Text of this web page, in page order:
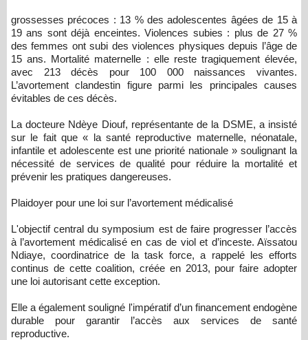
grossesses précoces : 13 % des adolescentes âgées de 15 à
19 ans sont déjà enceintes. Violences subies : plus de 27 %
des femmes ont subi des violences physiques depuis l’âge de
15 ans. Mortalité maternelle : elle reste tragiquement élevée,
avec 213 décès pour 100 000 naissances vivantes.
L’avortement clandestin figure parmi les principales causes
évitables de ces décès.
La docteure Ndèye Diouf, représentante de la DSME, a insisté
sur le fait que « la santé reproductive maternelle, néonatale,
infantile et adolescente est une priorité nationale » soulignant la
nécessité de services de qualité pour réduire la mortalité et
prévenir les pratiques dangereuses.
Plaidoyer pour une loi sur l’avortement médicalisé
L'objectif central du symposium est de faire progresser l’accès
à l’avortement médicalisé en cas de viol et d’inceste. Aïssatou
Ndiaye, coordinatrice de la task force, a rappelé les efforts
continus de cette coalition, créée en 2013, pour faire adopter
une loi autorisant cette exception.
Elle a également souligné l'impératif d’un financement endogène
durable pour garantir l’accès aux services de santé
reproductive.